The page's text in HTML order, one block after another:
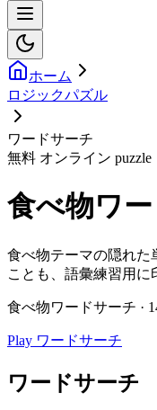
ホーム
ロジックパズル
ワードサーチ
無料 オンライン puzzle
食べ物ワ
食べ物テーマの隠れた
ことも、語彙練習用に
食べ物ワードサーチ ·
Play ワードサーチ
ワードサーチ